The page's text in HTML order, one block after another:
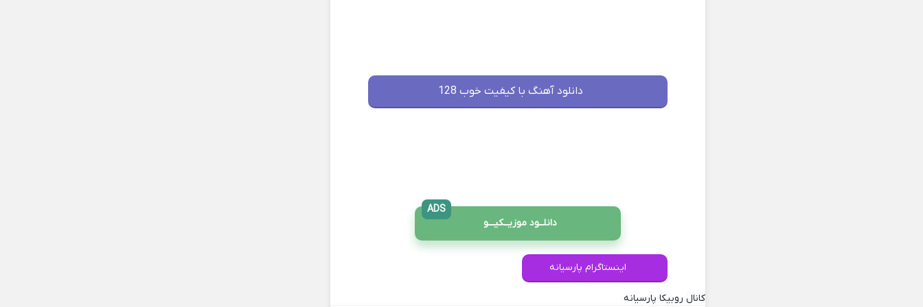
دانلود آهنگ با کیفیت خوب 128
دانلــود موزیــکیـــو
ADS
اینستاگرام پارسیانه
کانال روبیکا پارسیانه